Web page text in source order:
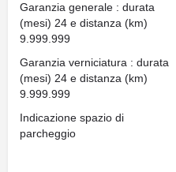
Garanzia generale : durata
(mesi) 24 e distanza (km)
9.999.999
Garanzia verniciatura : durata
(mesi) 24 e distanza (km)
9.999.999
Indicazione spazio di
parcheggio